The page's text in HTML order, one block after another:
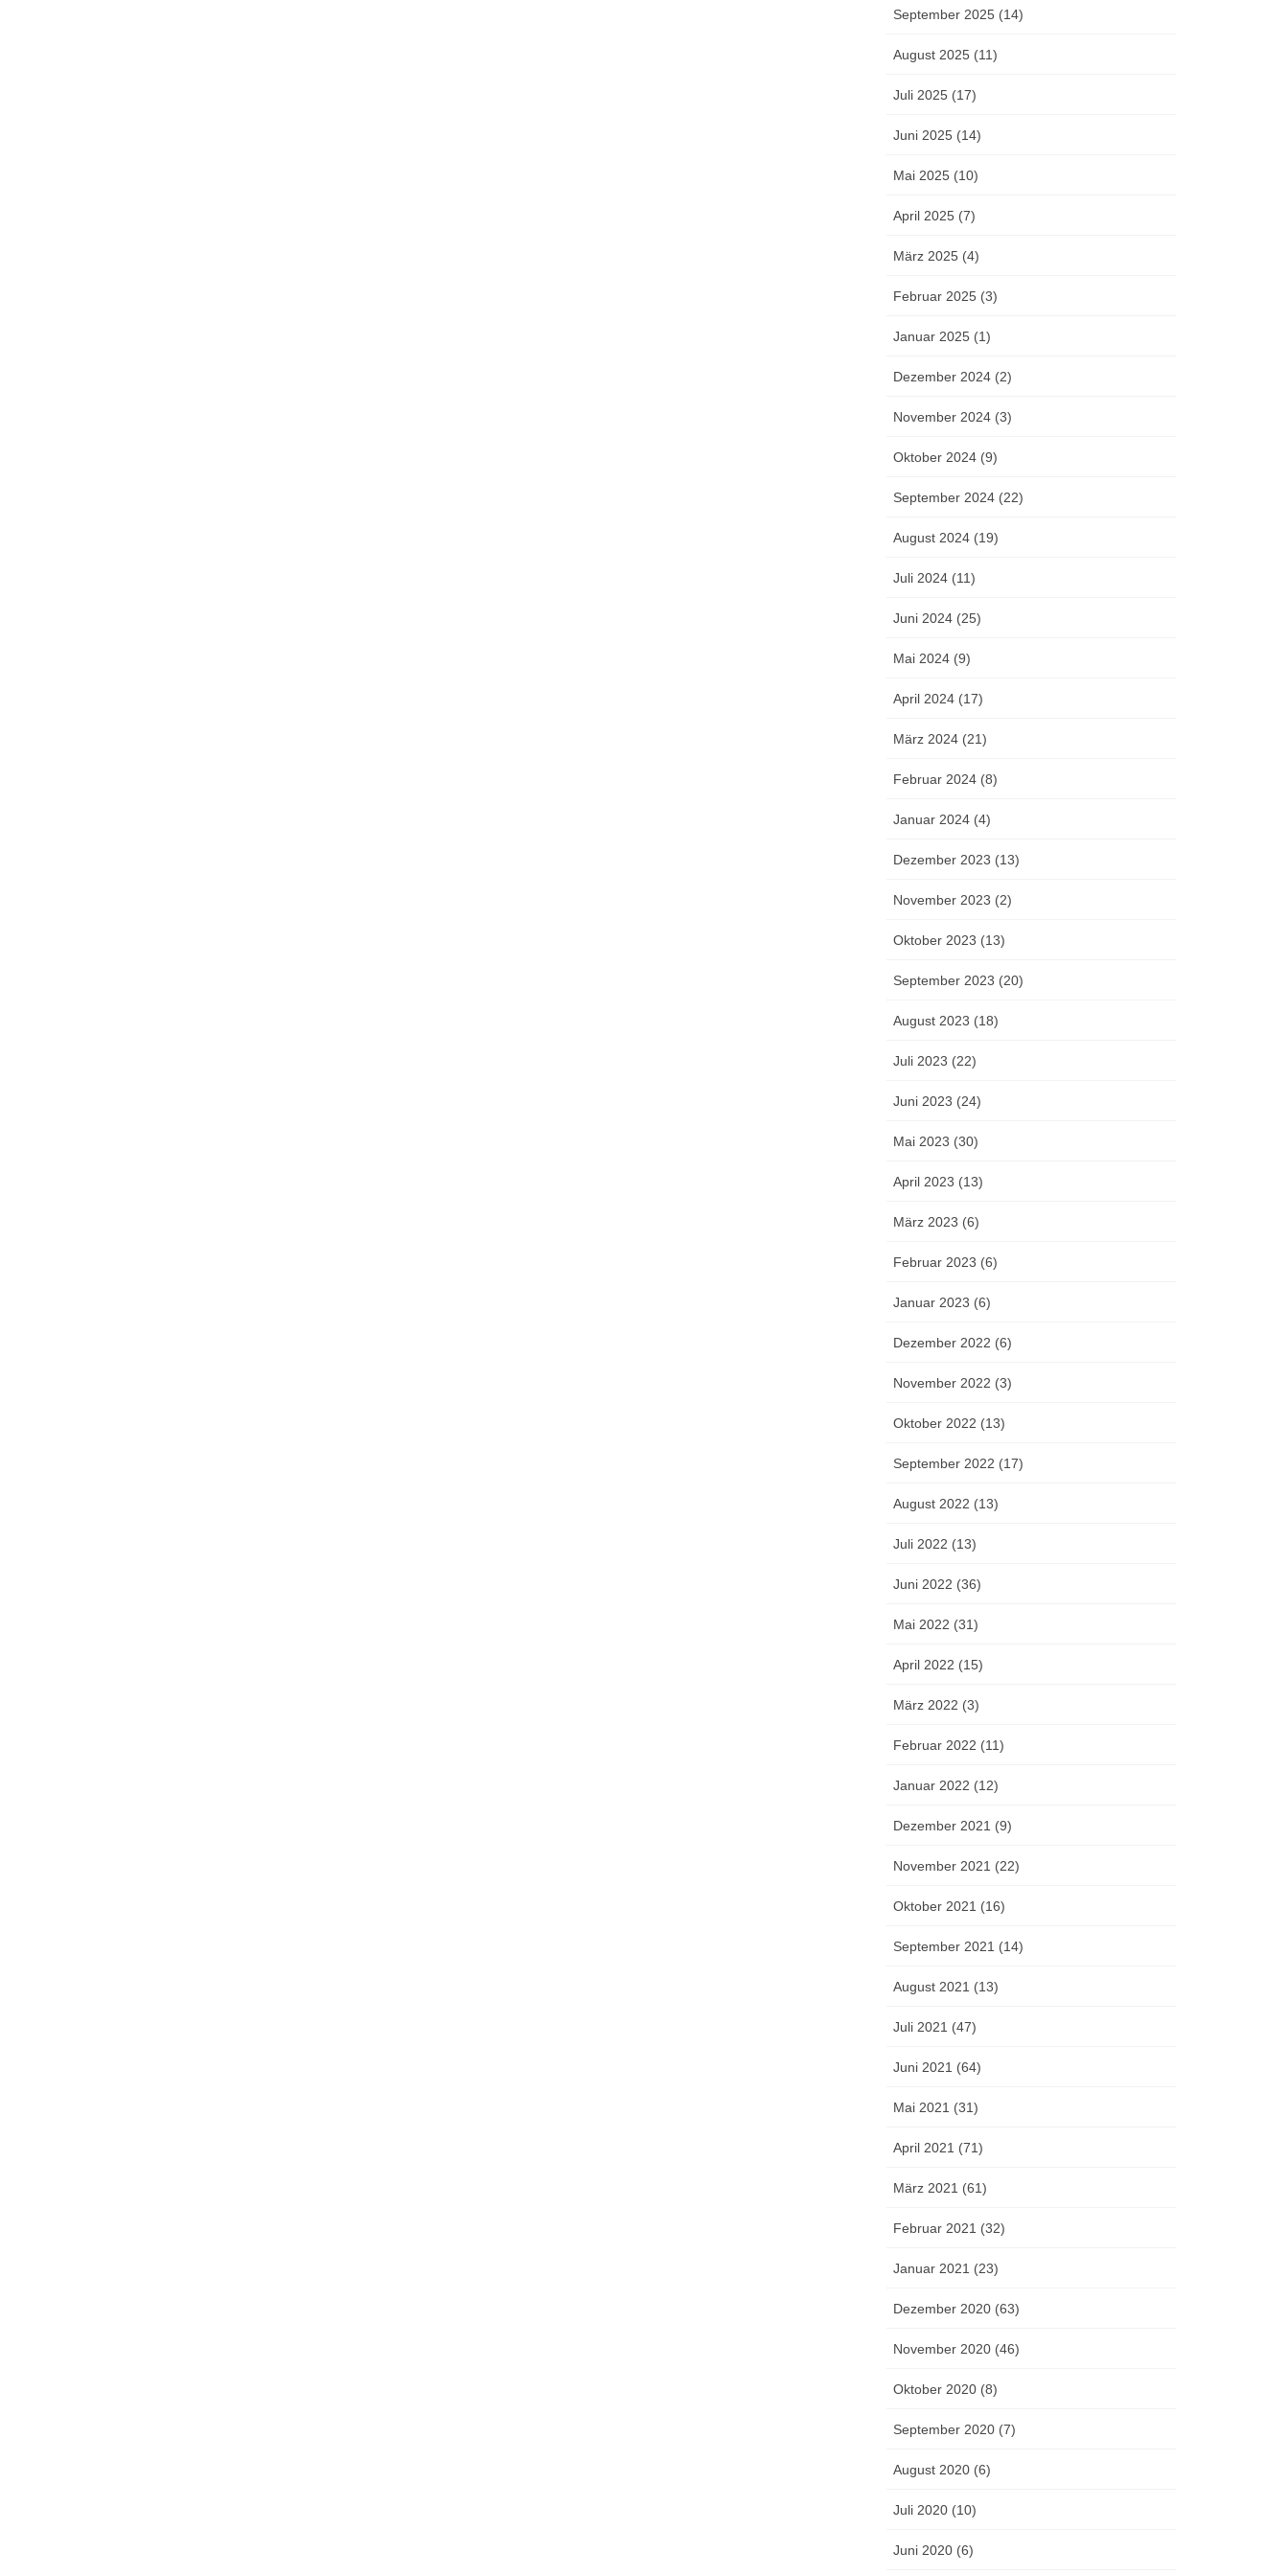
September 2025 (14)
August 2025 (11)
Juli 2025 (17)
Juni 2025 (14)
Mai 2025 (10)
April 2025 (7)
März 2025 (4)
Februar 2025 (3)
Januar 2025 (1)
Dezember 2024 (2)
November 2024 (3)
Oktober 2024 (9)
September 2024 (22)
August 2024 (19)
Juli 2024 (11)
Juni 2024 (25)
Mai 2024 (9)
April 2024 (17)
März 2024 (21)
Februar 2024 (8)
Januar 2024 (4)
Dezember 2023 (13)
November 2023 (2)
Oktober 2023 (13)
September 2023 (20)
August 2023 (18)
Juli 2023 (22)
Juni 2023 (24)
Mai 2023 (30)
April 2023 (13)
März 2023 (6)
Februar 2023 (6)
Januar 2023 (6)
Dezember 2022 (6)
November 2022 (3)
Oktober 2022 (13)
September 2022 (17)
August 2022 (13)
Juli 2022 (13)
Juni 2022 (36)
Mai 2022 (31)
April 2022 (15)
März 2022 (3)
Februar 2022 (11)
Januar 2022 (12)
Dezember 2021 (9)
November 2021 (22)
Oktober 2021 (16)
September 2021 (14)
August 2021 (13)
Juli 2021 (47)
Juni 2021 (64)
Mai 2021 (31)
April 2021 (71)
März 2021 (61)
Februar 2021 (32)
Januar 2021 (23)
Dezember 2020 (63)
November 2020 (46)
Oktober 2020 (8)
September 2020 (7)
August 2020 (6)
Juli 2020 (10)
Juni 2020 (6)